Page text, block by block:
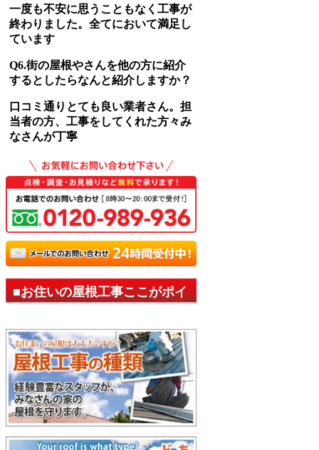
一度も不安に思うこともなく工事が
終わりました。全てにおいて満足し
ています
Q6.街の屋根やさんを他の方に紹介
するとしたらなんと紹介しますか？
口コミ通りとても良い業者さん。担
当者の方、工事をしてくれた方々み
なさんが丁寧
■お住いの屋根工事ここがポイ